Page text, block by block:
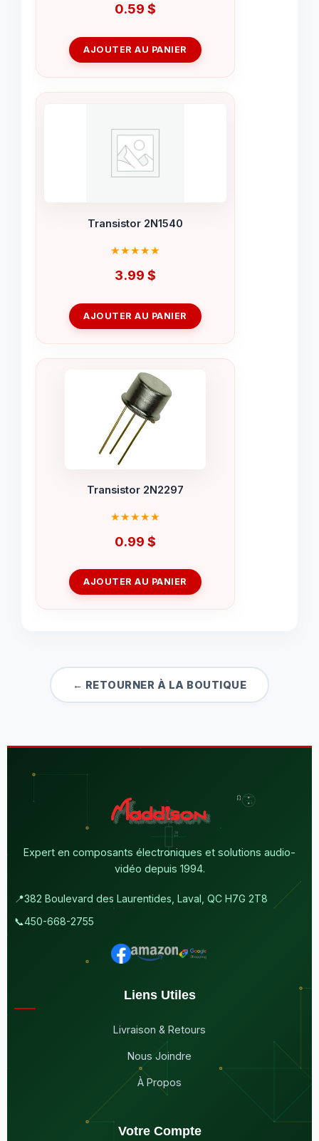
0.59 $
AJOUTER AU PANIER
Transistor 2N1540
3.99 $
AJOUTER AU PANIER
Transistor 2N2297
0.99 $
AJOUTER AU PANIER
← RETOURNER À LA BOUTIQUE
Expert en composants électroniques et solutions audio-
vidéo depuis 1994.
📍382 Boulevard des Laurentides, Laval, QC H7G 2T8
📞450-668-2755
Liens Utiles
Livraison & Retours
Nous Joindre
À Propos
Votre Compte